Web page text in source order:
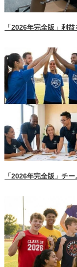
「2026年完全版」利
「2026年完全版」チ